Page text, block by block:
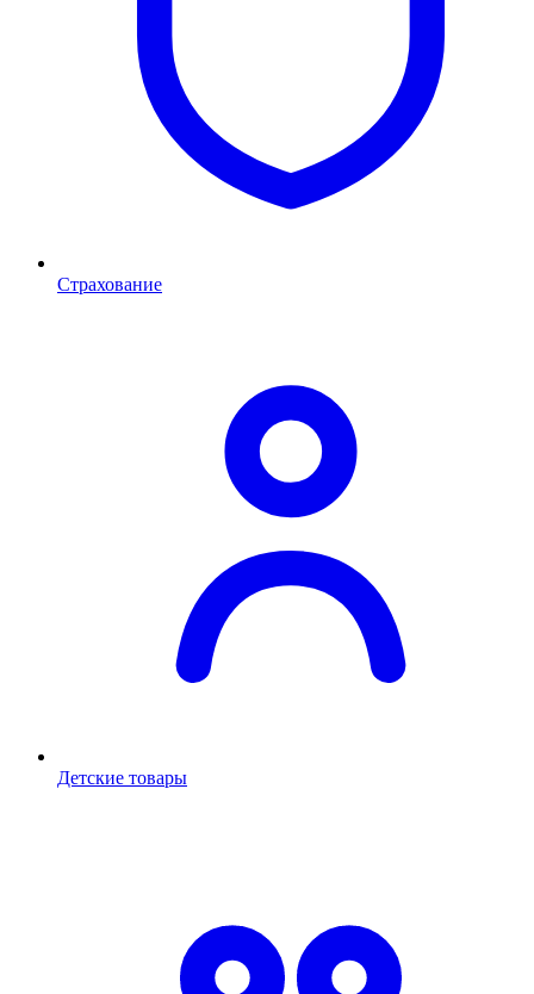
Страхование
Детские товары